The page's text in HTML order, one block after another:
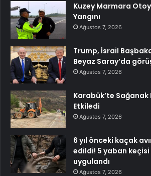
Kuzey Marmara
Yangını
Ağustos 7, 2026
Trump, İsrail
Beyaz Saray’da
Ağustos 7, 2026
Karabük’te Sağanak
Etkiledi
Ağustos 7, 2026
6 yıl önceki kaçak
edildi! 5 yaban
uygulandı
Ağustos 7, 2026